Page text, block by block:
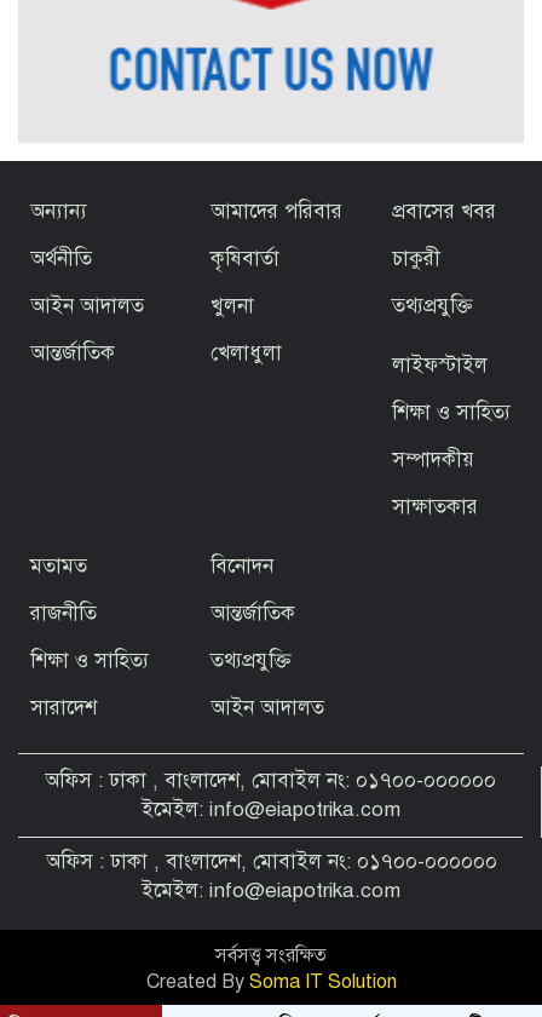
অন্যান্য
অর্থনীতি
আইন আদালত
আন্তর্জাতিক
আমাদের পরিবার
কৃষিবার্তা
খুলনা
খেলাধুলা
প্রবাসের খবর
চাকুরী
তথ্যপ্রযুক্তি
লাইফস্টাইল
শিক্ষা ও সাহিত্য
সম্পাদকীয়
সাক্ষাতকার
মতামত
রাজনীতি
শিক্ষা ও সাহিত্য
সারাদেশ
বিনোদন
আন্তর্জাতিক
তথ্যপ্রযুক্তি
আইন আদালত
অফিস : ঢাকা , বাংলাদেশ, মোবাইল নং: ০১৭০০-০০০০০০
ইমেইল: info@eiapotrika.com
অফিস : ঢাকা , বাংলাদেশ, মোবাইল নং: ০১৭০০-০০০০০০
ইমেইল: info@eiapotrika.com
সর্বসত্ত্ব সংরক্ষিত
Created By Soma IT Solution